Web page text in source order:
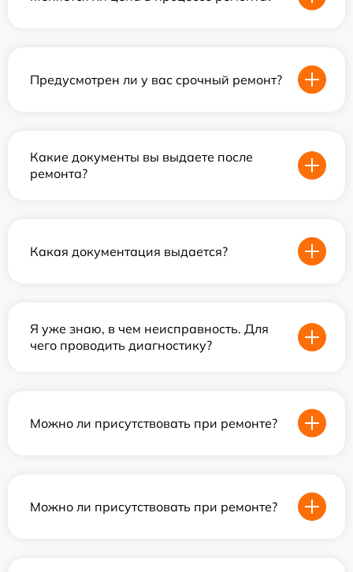
Предусмотрен ли у вас срочный ремонт?
Какие документы вы выдаете после
ремонта?
Какая документация выдается?
Я уже знаю, в чем неисправность. Для
чего проводить диагностику?
Можно ли присутствовать при ремонте?
Можно ли присутствовать при ремонте?